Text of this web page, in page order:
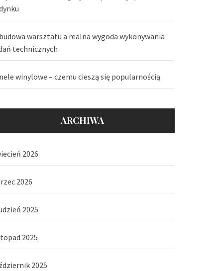
warsztatu a realna wygoda wykonywania
technicznych
winylowe – czemu cieszą się popularnością
ARCHIWA
2026
2026
2025
2025
2025